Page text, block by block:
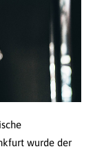
wurde der